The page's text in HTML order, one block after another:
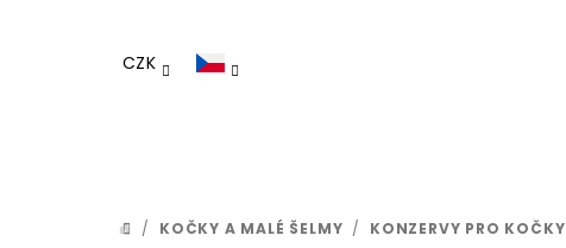
CZK
DOMŮ
/ KOČKY A MALÉ ŠELMY / KONZERVY PRO KOČKY